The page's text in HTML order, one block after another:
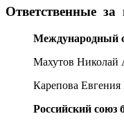
Ответственные за
Международный
Махутов Николай
Карепова
Российский